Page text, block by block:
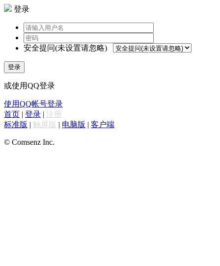
登录
安全提问(未设置请忽略)
登录
或使用QQ登录
使用QQ帐号登录
首页 | 登录 | 注册
标准版 | 触屏版 | 电脑版 | 客户端
© Comsenz Inc.